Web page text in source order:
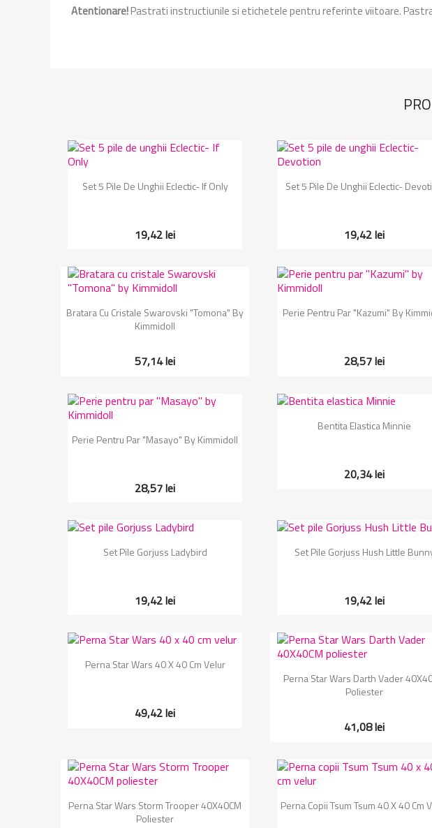
Atentionare!Pastrati instructiunile si etichetele pentru referinte viitoare.
 Vizualizare rapida
Set 5 Pile De Unghii Eclectic- If Only
19,42 lei
Vizualizare rapida
Set 5 Pile De Unghii Eclectic-
19,42 lei
Vizualizare rapida
Bratara Cu Cristale Swarovski "Tomona" By
Kimmidoll
57,14 lei
Vizualizare rapida
Perie Pentru Par "Kazumi" By
28,57 lei
Vizualizare rapida
Perie Pentru Par "Masayo" By Kimmidoll
28,57 lei
Vizualizare rapida
Bentita Elastica Minnie
20,34 lei
Vizualizare rapida
Set Pile Gorjuss Ladybird
19,42 lei
Vizualizare rapida
Set Pile Gorjuss Hush Little
19,42 lei
Vizualizare rapida
Perna Star Wars 40 X 40 Cm Velur
49,42 lei
Vizualizare rapida
Perna Star Wars Darth Vader
Poliester
41,08 lei
Vizualizare rapida
Perna Star Wars Storm Trooper 40X40CM
Poliester
Vizualizare rapida
Perna Copii Tsum Tsum 40 X 40 Cm